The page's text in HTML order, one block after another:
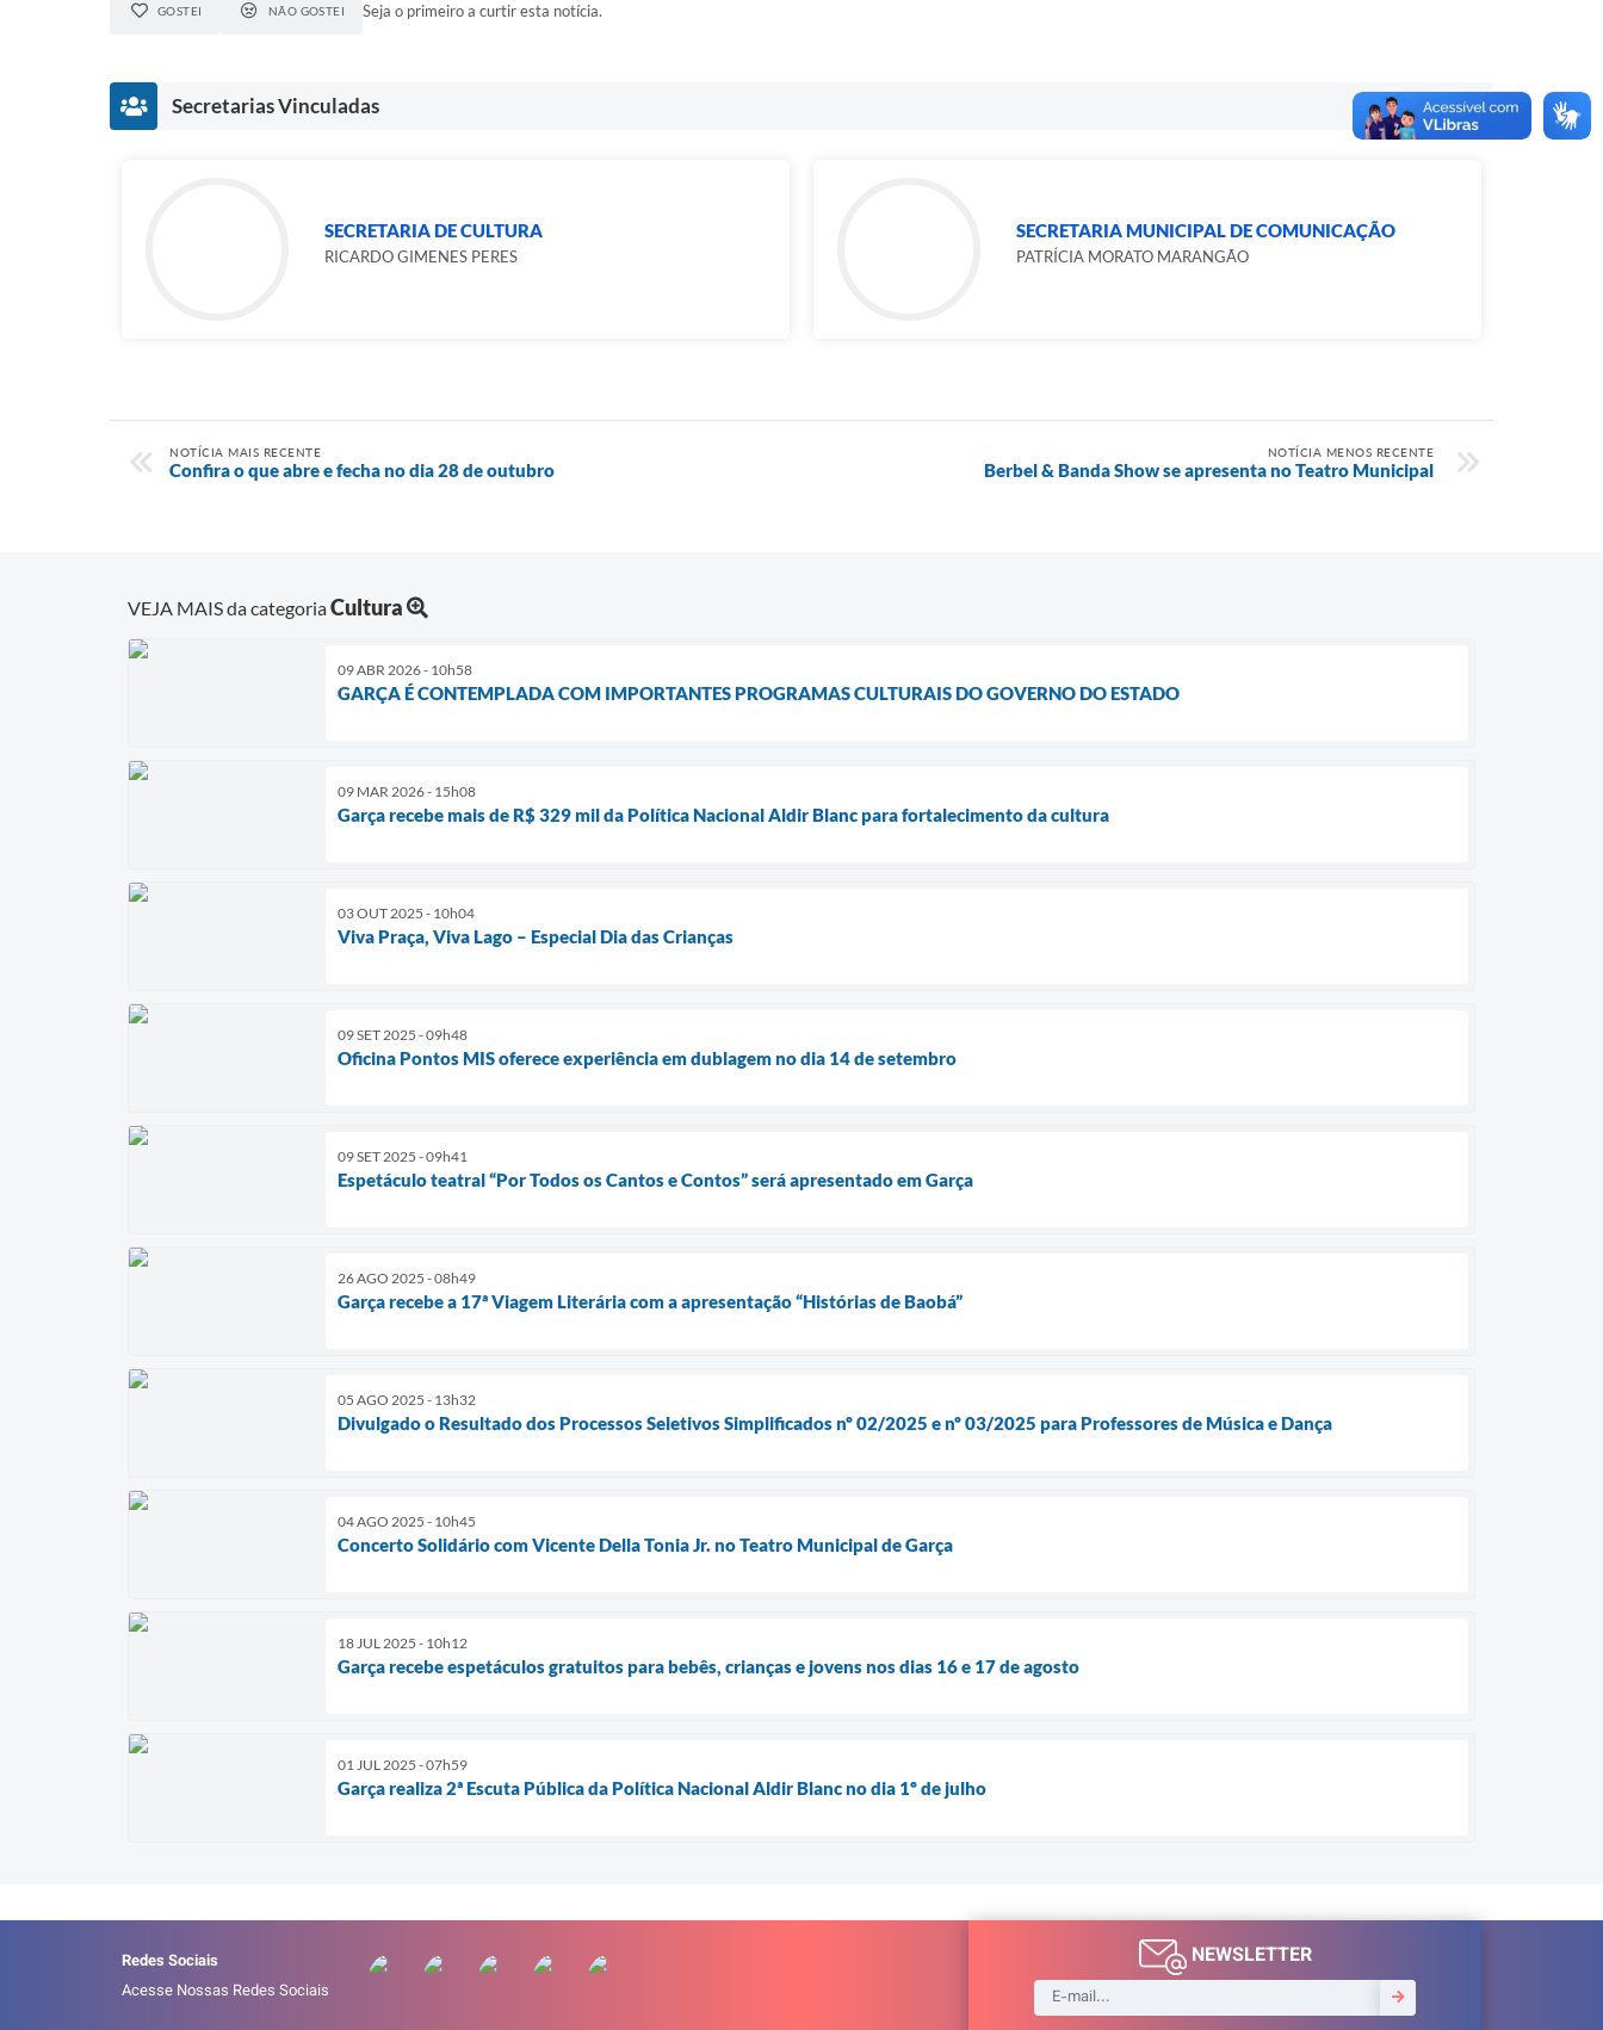
GOSTEI NÃO GOSTEI Seja o primeiro a curtir esta notícia.
Secretarias Vinculadas
SECRETARIA DE CULTURA
RICARDO GIMENES PERES
SECRETARIA MUNICIPAL DE COMUNICAÇÃO
PATRÍCIA MORATO MARANGÃO
NOTÍCIA MAIS RECENTE
Confira o que abre e fecha no dia 28 de outubro
NOTÍCIA MENOS RECENTE
Berbel & Banda Show se apresenta no Teatro Municipal
VEJA MAIS da categoriaCultura
09 ABR 2026 - 10h58
GARÇA É CONTEMPLADA COM IMPORTANTES PROGRAMAS CULTURAIS DO GOVERNO DO ESTADO
09 MAR 2026 - 15h08
Garça recebe mais de R$ 329 mil da Política Nacional Aldir Blanc para fortalecimento da cultura
03 OUT 2025 - 10h04
Viva Praça, Viva Lago – Especial Dia das Crianças
09 SET 2025 - 09h48
Oficina Pontos MIS oferece experiência em dublagem no dia 14 de setembro
09 SET 2025 - 09h41
Espetáculo teatral “Por Todos os Cantos e Contos” será apresentado em Garça
26 AGO 2025 - 08h49
Garça recebe a 17ª Viagem Literária com a apresentação “Histórias de Baobá”
05 AGO 2025 - 13h32
Divulgado o Resultado dos Processos Seletivos Simplificados nº 02/2025 e nº 03/2025 para Professores de Música e Dança
04 AGO 2025 - 10h45
Concerto Solidário com Vicente Della Tonia Jr. no Teatro Municipal de Garça
18 JUL 2025 - 10h12
Garça recebe espetáculos gratuitos para bebês, crianças e jovens nos dias 16 e 17 de agosto
01 JUL 2025 - 07h59
Garça realiza 2ª Escuta Pública da Política Nacional Aldir Blanc no dia 1º de julho
Redes Sociais
Acesse Nossas Redes Sociais
NEWSLETTER